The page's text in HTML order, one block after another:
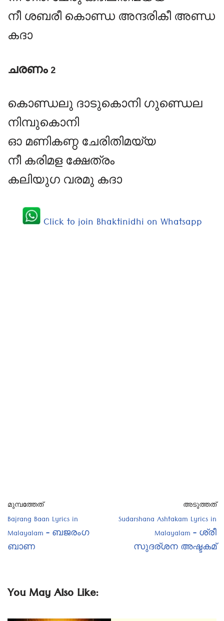
നീ ശബരീ കൊണ്ഡ അന്ദരികീ അണ്ഡ
കദാ
ചരണം 2
കൊണ്ഡലു ദാടുകൊനി ഗുണ്ഡെല
നിമ്പുകൊനി
ഓ മണികണ്ഠ ചേരിതിമയ്യ
നീ കരിമള ക്ഷേത്രം
കലിയുഗ വരമു കദാ
Click to join Bhaktinidhi on Whatsapp
മുമ്പത്തേത്
Bajrang Baan Lyrics in
Malayalam – ബജരംഗ
ബാണ
അടുത്തത്
Sudarshana Ashtakam Lyrics in
Malayalam – ശ്രീ
സുദര്ശന അഷ്ടകമ്
You May Also Like: